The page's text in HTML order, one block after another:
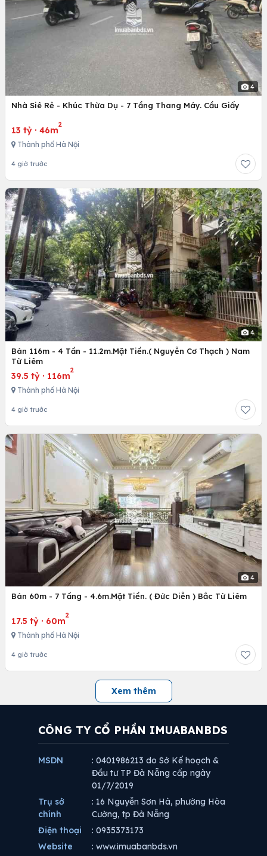
4
Nhà Siê Rẻ - Khúc Thừa Dụ - 7 Tầng Thang Máy. Cầu Giấy
13 tỷ · 46m
2
Thành phố Hà Nội
4 giờ trước
4
Bán 116m - 4 Tần - 11.2m.Mặt Tiền.( Nguyễn Cơ Thạch ) Nam
Từ Liêm
39.5 tỷ · 116m
2
Thành phố Hà Nội
4 giờ trước
4
Bán 60m - 7 Tầng - 4.6m.Mặt Tiền. ( Đức Diễn ) Bắc Từ Liêm
17.5 tỷ · 60m
2
Thành phố Hà Nội
4 giờ trước
Xem thêm
CÔNG TY CỔ PHẦN IMUABANBDS
MSDN
: 0401986213 do Sở Kế hoạch &
Đầu tư TP Đà Nẵng cấp ngày
01/7/2019
Trụ sở
chính
: 16 Nguyễn Sơn Hà, phường Hòa
Cường, tp Đà Nẵng
Điện thoại
: 0935373173
Website
: www.imuabanbds.vn